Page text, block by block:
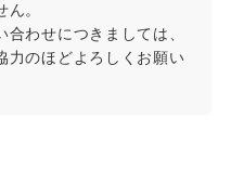
。
わせにつきましては、
力のほどよろしくお願い